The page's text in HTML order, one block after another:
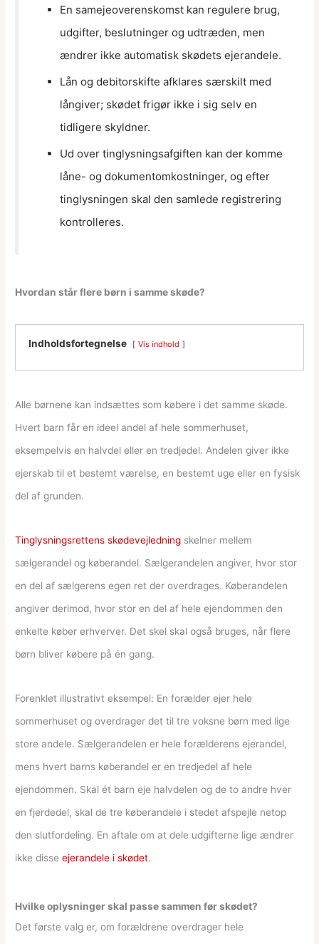
En samejeoverenskomst kan regulere brug,
udgifter, beslutninger og udtræden, men
ændrer ikke automatisk skødets ejerandele.
Lån og debitorskifte afklares særskilt med
långiver; skødet frigør ikke i sig selv en
tidligere skyldner.
Ud over tinglysningsafgiften kan der komme
låne- og dokumentomkostninger, og efter
tinglysningen skal den samlede registrering
kontrolleres.
Hvordan står flere børn i samme skøde?
Indholdsfortegnelse Vis indhold
Alle børnene kan indsættes som købere i det samme skøde.
Hvert barn får en ideel andel af hele sommerhuset,
eksempelvis en halvdel eller en tredjedel. Andelen giver ikke
ejerskab til et bestemt værelse, en bestemt uge eller en fysisk
del af grunden.
Tinglysningsrettens skødevejledning skelner mellem
sælgerandel og køberandel. Sælgerandelen angiver, hvor stor
en del af sælgerens egen ret der overdrages. Køberandelen
angiver derimod, hvor stor en del af hele ejendommen den
enkelte køber erhverver. Det skel skal også bruges, når flere
børn bliver købere på én gang.
Forenklet illustrativt eksempel: En forælder ejer hele
sommerhuset og overdrager det til tre voksne børn med lige
store andele. Sælgerandelen er hele forælderens ejerandel,
mens hvert barns køberandel er en tredjedel af hele
ejendommen. Skal ét barn eje halvdelen og de to andre hver
en fjerdedel, skal de tre køberandele i stedet afspejle netop
den slutfordeling. En aftale om at dele udgifterne lige ændrer
ikke disseejerandele i skødet.
Hvilke oplysninger skal passe sammen før skødet?
Det første valg er, om forældrene overdrager hele